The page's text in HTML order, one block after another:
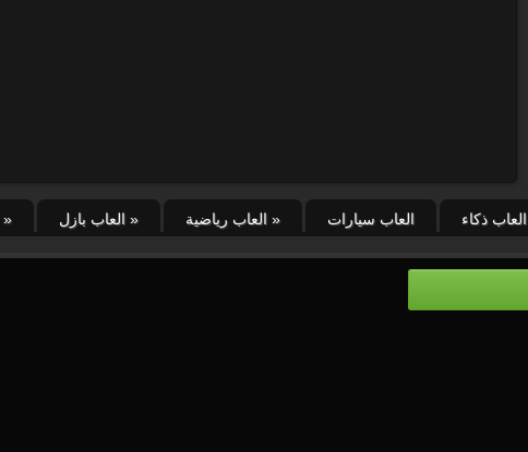
العاب ذكاء العاب سيارات العاب رياضية » العاب بازل »
»